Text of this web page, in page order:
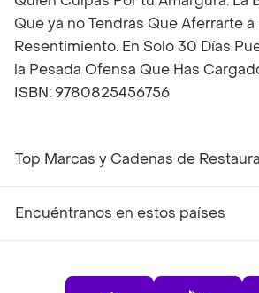
Que ya no Tendrás Que Aferrarte a
Resentimiento. En Solo 30 Días
la Pesada Ofensa Que Has
ISBN: 9780825456756
Top Marcas y Cadenas de
Encuéntranos en estos países